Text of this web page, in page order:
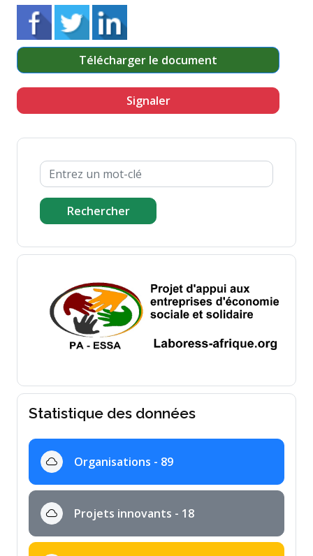
Télécharger le document
Signaler
Rechercher
Statistique des données
Organisations - 89
Projets innovants - 18